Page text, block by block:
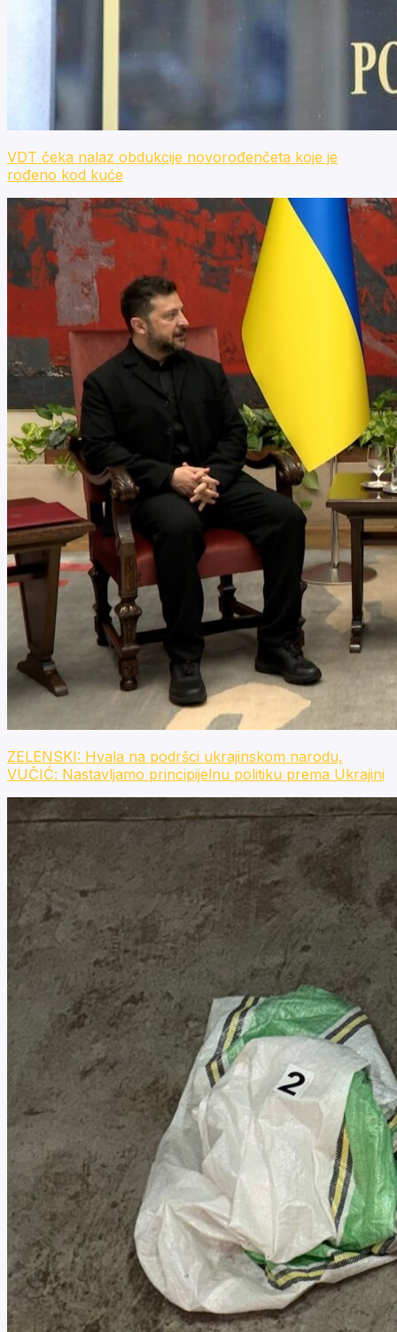
VDT čeka nalaz obdukcije novorođenčeta koje je
rođeno kod kuće
ZELENSKI: Hvala na podršci ukrajinskom narodu,
VUČIĆ: Nastavljamo principijelnu politiku prema Ukrajini